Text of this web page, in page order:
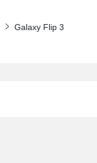
Galaxy Flip 3